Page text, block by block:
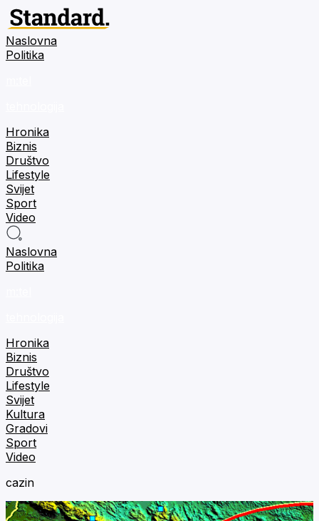
Naslovna
Politika
Hronika
Biznis
Društvo
Lifestyle
Svijet
Sport
Video
Naslovna
Politika
Hronika
Biznis
Društvo
Lifestyle
Svijet
Kultura
Gradovi
Sport
Video
cazin